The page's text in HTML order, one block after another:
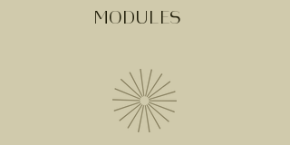
MODULES